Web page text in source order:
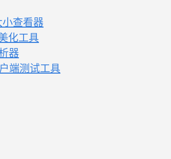
小查看器
化工具
器
端测试工具